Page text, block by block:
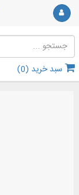
سبد خرید (0
)